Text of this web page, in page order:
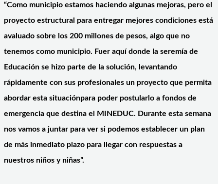
“Como municipio estamos haciendo algunas mejoras, pero el
proyecto estructural para entregar mejores condiciones está
avaluado sobre los 200 millones de pesos, algo que no
tenemos como municipio. Fuer aquí donde la seremía de
Educación se hizo parte de la solución, levantando
rápidamente con sus profesionales un proyecto que permita
abordar esta situaciónpara poder postularlo a fondos de
emergencia que destina el MINEDUC. Durante esta semana
nos vamos a juntar para ver si podemos establecer un plan
de más inmediato plazo para llegar con respuestas a
nuestros niños y niñas”.